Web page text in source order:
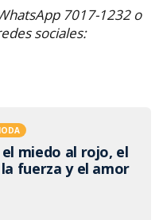
7017-1232 o
sociales:
miedo al rojo, el
fuerza y el amor